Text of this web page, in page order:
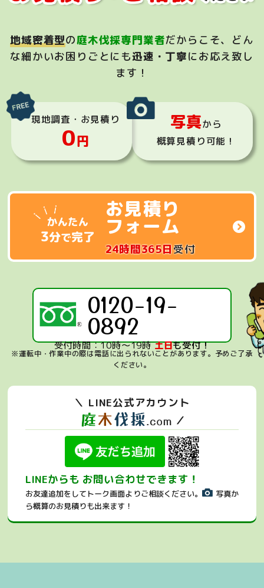
地域密着型の庭木伐採専門業者だからこそ、 どん
な細かいお困りごとにも迅速・丁寧にお応え致し
ます！
現地調査・お見積り
0円
写真から
概算見積り可能！
お見積り
フォーム
24時間365日受付
0120-19-
0892
受付時間：10時～19時 土日も受付！
※運転中・作業中の際は電話に出られないことがあります。 予めご了承
ください。
＼ LINE公式アカウント
／
LINEからも お問い合わせできます！
お友達追加をしてトーク画面よりご相談ください。
写真か
ら概算のお見積りも出来ます！